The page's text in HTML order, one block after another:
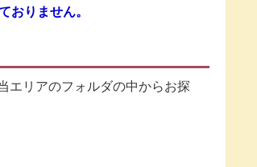
おりません。
エリアのフォルダの中からお探